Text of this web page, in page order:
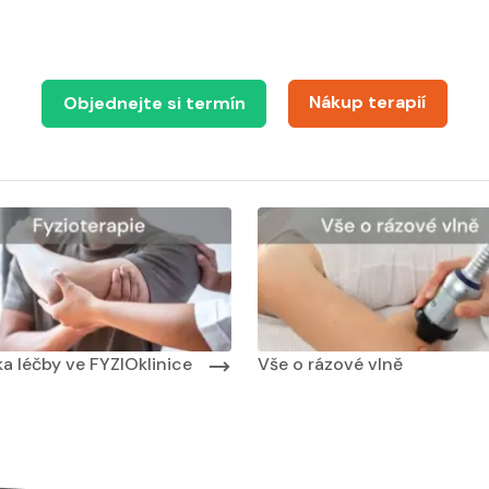
Objednejte si termín Nákup terapií
masáží Nabídka masáží
léčby ve FYZIOklinice
Nabídka léčby ve FYZIOklinice
Vše o rázové vlně